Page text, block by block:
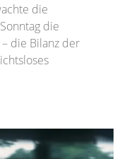
die
die
die Bilanz der